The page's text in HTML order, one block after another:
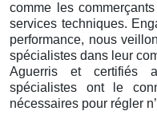
comme les
services techniques.
performance, nous
spécialistes dans leur
Aguerris et certifiés
spécialistes ont le
nécessaires pour régler